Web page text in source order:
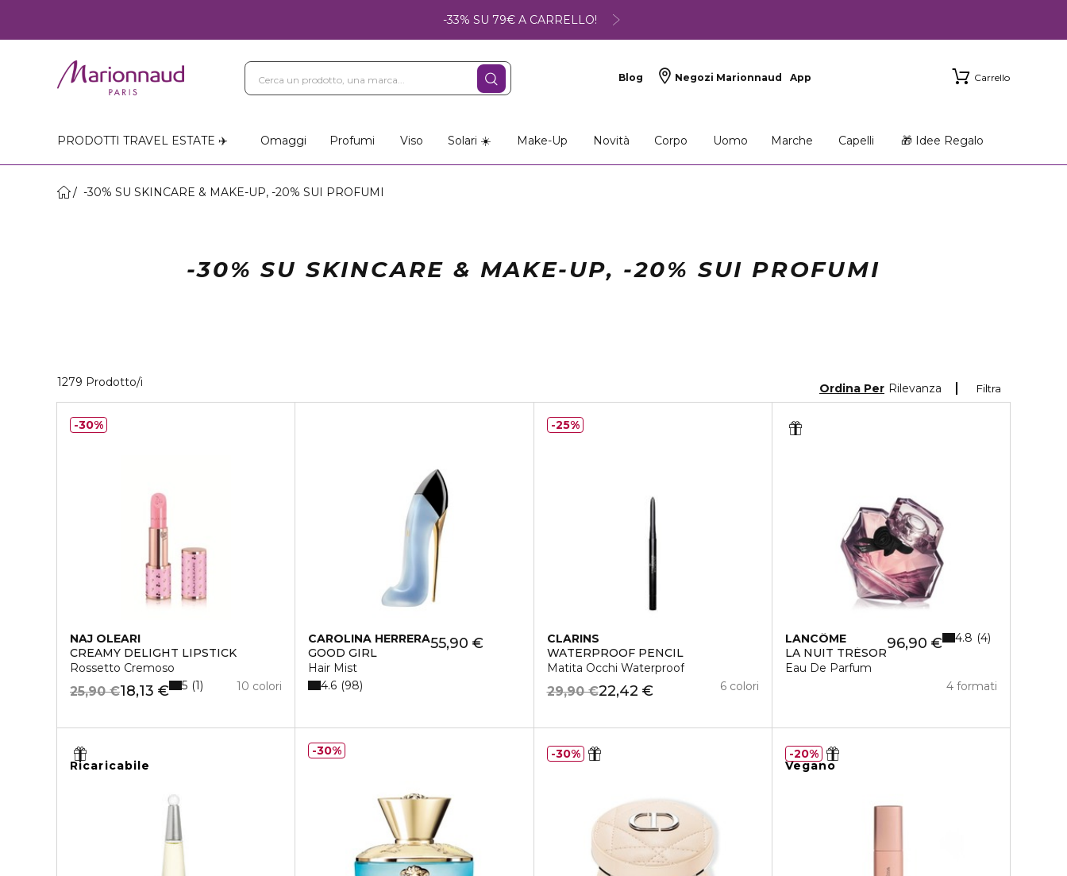
-33% SU 79€ A CARRELLO!
Blog Negozi Marionnaud App Carrello
PRODOTTI TRAVEL ESTATE ✈️ Omaggi Profumi Viso Solari ☀️ Make-Up Novità Corpo Uomo Marche Capelli 🎁 Idee Regalo
-30% SU SKINCARE & MAKE-UP, -20% SUI PROFUMI
-30% SU SKINCARE & MAKE-UP, -20% SUI PROFUMI
1279 Prodotto/i Filtra
Ordina Per Rilevanza
NAJ OLEARI
CREAMY DELIGHT LIPSTICK
Rossetto Cremoso
18,13 €
25,90 € 10 colori
5 1
30%
CAROLINA HERRERA
GOOD GIRL
Hair Mist
55,90 €
4.6 98
CLARINS
WATERPROOF PENCIL
Matita Occhi Waterproof
22,42 €
29,90 € 6 colori
25%
LANCÔME
LA NUIT TRÉSOR
Eau De Parfum
96,90 €
4 formati
4.8 4
Ricaricabile
30%
30%
Vegano
20%